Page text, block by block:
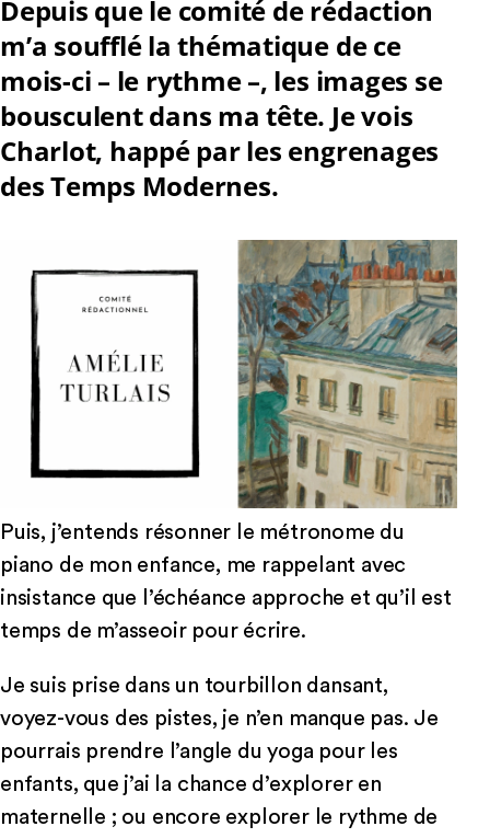
Depuis que le comité de rédaction
m’a soufflé la thématique de ce
mois-ci – le rythme –, les images se
bousculent dans ma tête. Je vois
Charlot, happé par les engrenages
des Temps Modernes.
Puis, j’entends résonner le métronome du
piano de mon enfance, me rappelant avec
insistance que l’échéance approche et qu’il est
temps de m’asseoir pour écrire.
Je suis prise dans un tourbillon dansant,
voyez-vous des pistes, je n’en manque pas. Je
pourrais prendre l’angle du yoga pour les
enfants, que j’ai la chance d’explorer en
maternelle ; ou encore explorer le rythme de